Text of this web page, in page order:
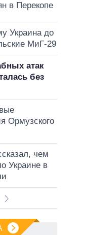
в Перекопе
Украина до
МиГ-29
атак
без
Ормузского
чем
Украине в